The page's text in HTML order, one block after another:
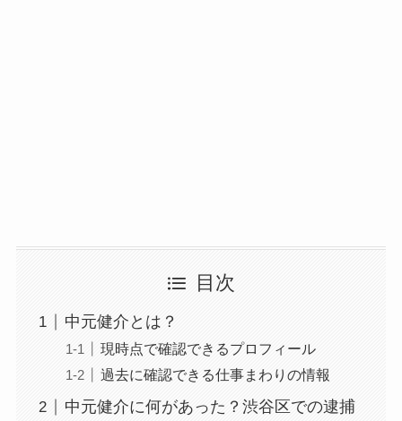
目次
中元健介とは？
現時点で確認できるプロフィール
過去に確認できる仕事まわりの情報
中元健介に何があった？渋谷区での逮捕